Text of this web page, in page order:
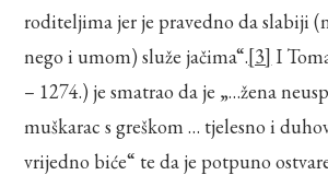
roditeljima jer je pravedno da slabiji
nego i umom) služe jačima“.[3] I
– 1274.) je smatrao da je „…žena
muškarac s greškom … tjelesno i
vrijedno biće“ te da je potpuno